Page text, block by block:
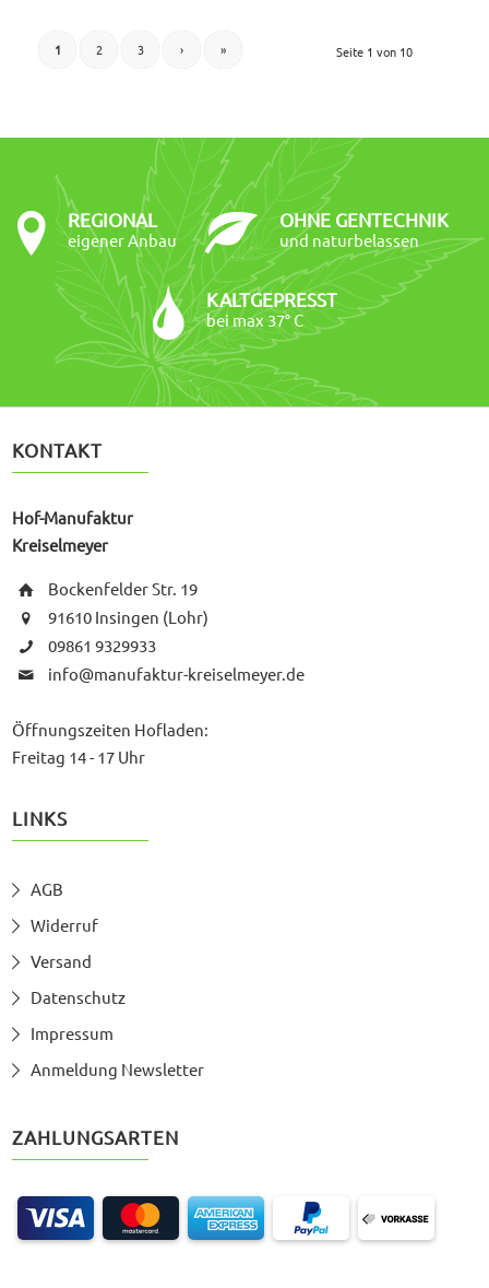
Seite 1 von 10
1 2 3 › »
REGIONAL
eigener Anbau
OHNE GENTECHNIK
und naturbelassen
KALTGEPRESST
bei max 37° C
KONTAKT
Hof-Manufaktur
Kreiselmeyer
Bockenfelder Str. 19
91610 Insingen (Lohr)
09861 9329933
info@manufaktur-kreiselmeyer.de
Öffnungszeiten Hofladen:
Freitag 14 - 17 Uhr
LINKS
AGB
Widerruf
Versand
Datenschutz
Impressum
Anmeldung Newsletter
ZAHLUNGSARTEN